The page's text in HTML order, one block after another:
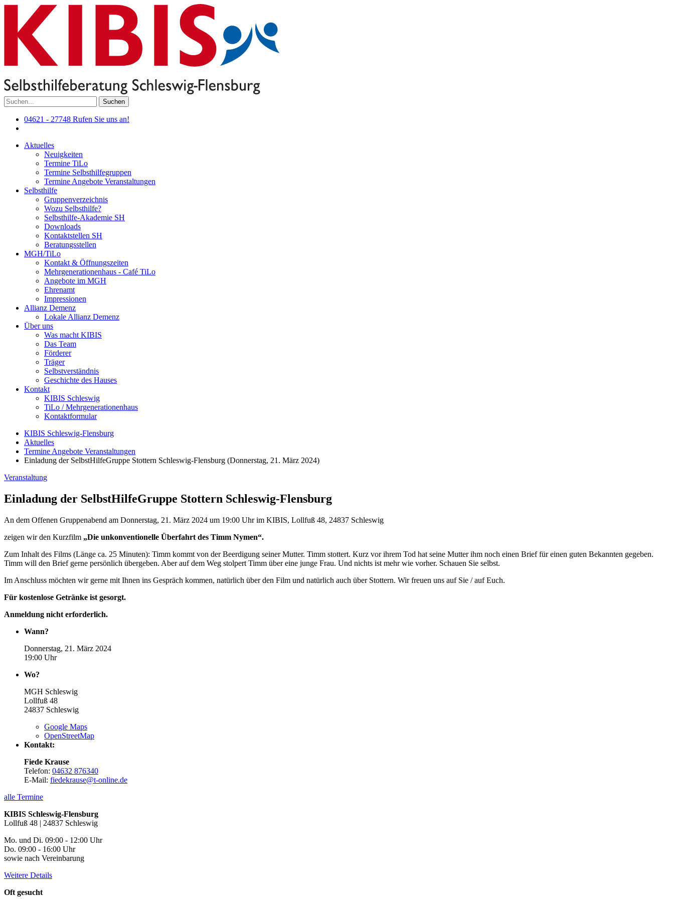
Suchen
04621 - 27748 Rufen Sie uns an!
Aktuelles
Neuigkeiten
Termine TiLo
Termine Selbsthilfegruppen
Termine Angebote Veranstaltungen
Selbsthilfe
Gruppenverzeichnis
Wozu Selbsthilfe?
Selbsthilfe-Akademie SH
Downloads
Kontaktstellen SH
Beratungsstellen
MGH/TiLo
Kontakt & Öffnungszeiten
Mehrgenerationenhaus - Café TiLo
Angebote im MGH
Ehrenamt
Impressionen
Allianz Demenz
Lokale Allianz Demenz
Über uns
Was macht KIBIS
Das Team
Förderer
Träger
Selbstverständnis
Geschichte des Hauses
Kontakt
KIBIS Schleswig
TiLo / Mehrgenerationenhaus
Kontaktformular
KIBIS Schleswig-Flensburg
Aktuelles
Termine Angebote Veranstaltungen
Einladung der SelbstHilfeGruppe Stottern Schleswig-Flensburg (Donnerstag, 21. März 2024)
Veranstaltung
Einladung der SelbstHilfeGruppe Stottern Schleswig-Flensburg
An dem Offenen Gruppenabend am Donnerstag, 21. März 2024 um 19:00 Uhr im KIBIS, Lollfuß 48, 24837 Schleswig
zeigen wir den Kurzfilm „Die unkonventionelle Überfahrt des Timm Nymen“.
Zum Inhalt des Films (Länge ca. 25 Minuten): Timm kommt von der Beerdigung seiner Mutter. Timm stottert. Kurz vor ihrem Tod hat seine Mutter ihm noch einen Brief für einen guten Bekannten gegeben.
Timm will den Brief gerne persönlich übergeben. Aber auf dem Weg stolpert Timm über eine junge Frau. Und nichts ist mehr wie vorher. Schauen Sie selbst.
Im Anschluss möchten wir gerne mit Ihnen ins Gespräch kommen, natürlich über den Film und natürlich auch über Stottern. Wir freuen uns auf Sie / auf Euch.
Für kostenlose Getränke ist gesorgt.
Anmeldung nicht erforderlich.
Wann?
Donnerstag, 21. März 2024
19:00 Uhr
Wo?
MGH Schleswig
Lollfuß 48
24837 Schleswig
Google Maps
OpenStreetMap
Kontakt:
Fiede Krause
Telefon: 04632 876340
E-Mail: fiedekrause@t-online.de
alle Termine
KIBIS Schleswig-Flensburg
Lollfuß 48 | 24837 Schleswig
Mo. und Di. 09:00 - 12:00 Uhr
Do. 09:00 - 16:00 Uhr
sowie nach Vereinbarung
Weitere Details
Oft gesucht